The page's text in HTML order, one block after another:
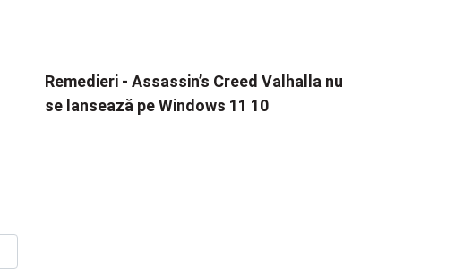
Remedieri - Assassin’s Creed Valhalla nu
se lansează pe Windows 11 10